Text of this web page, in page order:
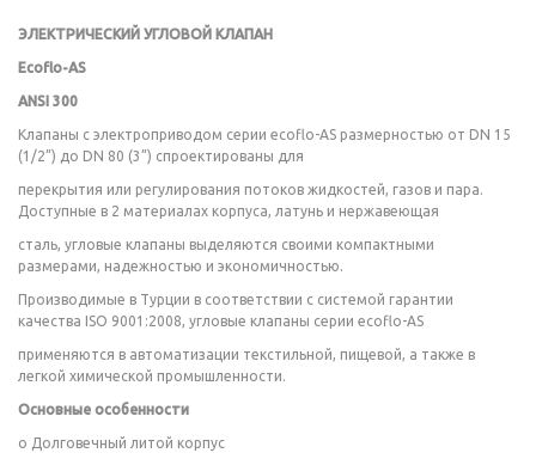
ЭЛЕКТРИЧЕСКИЙ УГЛОВОЙ КЛАПАН
Ecoflo-AS
ANSI 300
Клапаны с электроприводом серии ecoflo-AS размерностью от DN 15
(1/2”) до DN 80 (3”) спроектированы для
перекрытия или регулирования потоков жидкостей, газов и пара.
Доступные в 2 материалах корпуса, латунь и нержавеющая
сталь, угловые клапаны выделяются своими компактными
размерами, надежностью и экономичностью.
Производимые в Турции в соответствии с системой гарантии
качества ISO 9001:2008, угловые клапаны серии ecoflo-AS
применяются в автоматизации текстильной, пищевой, а также в
легкой химической промышленности.
Основные особенности
o Долговечный литой корпус